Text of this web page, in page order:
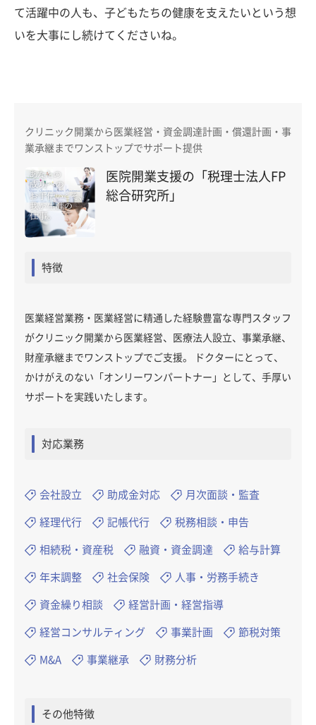
て活躍中の人も、子どもたちの健康を支えたいという想
いを大事にし続けてくださいね。
クリニック開業から医業経営・資金調達計画・償還計画・事
業承継までワンストップでサポート提供
医院開業支援の「税理士法人FP
総合研究所」
特徴
医業経営業務・医業経営に精通した経験豊富な専門スタッフ
がクリニック開業から医業経営、医療法人設立、事業承継、
財産承継までワンストップでご支援。 ドクターにとって、
かけがえのない「オンリーワンパートナー」として、手厚い
サポートを実践いたします。
対応業務
会社設立 助成金対応 月次面談・監査
経理代行 記帳代行 税務相談・申告
相続税・資産税 融資・資金調達 給与計算
年末調整 社会保険 人事・労務手続き
資金繰り相談 経営計画・経営指導
経営コンサルティング 事業計画 節税対策
M&A 事業継承 財務分析
その他特徴